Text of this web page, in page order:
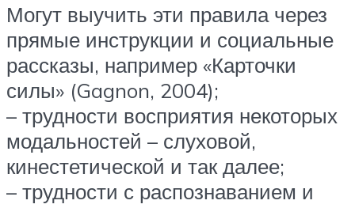
Могут выучить эти правила через
прямые инструкции и социальные
рассказы, например «Карточки
силы» (Gagnon, 2004);
– трудности восприятия некоторых
модальностей – слуховой,
кинестетической и так далее;
– трудности с распознаванием и